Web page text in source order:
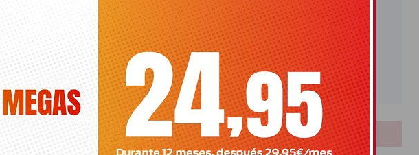
a través de la sede electrónica del
de Torrevieja continúa
actividades accesibles que
fomentan el bienestar emocional y la
LOTERIAS